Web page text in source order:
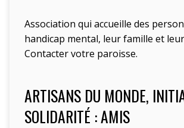
Association qui accueille des
handicap mental, leur famille et
Contacter votre paroisse.
ARTISANS DU MONDE,
SOLIDARITÉ : AMIS